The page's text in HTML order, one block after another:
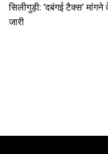
सिलीगुड़ी: ‘दबंगई टैक्स’
जारी